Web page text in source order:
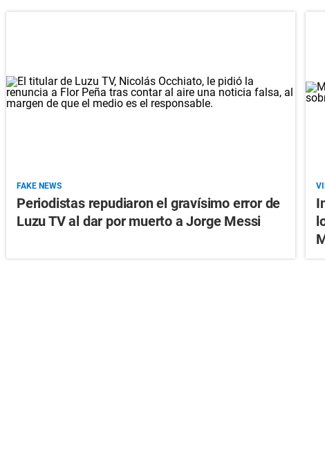
FAKE NEWS
Periodistas repudiaron el gravísimo error de
Luzu TV al dar por muerto a Jorge Messi